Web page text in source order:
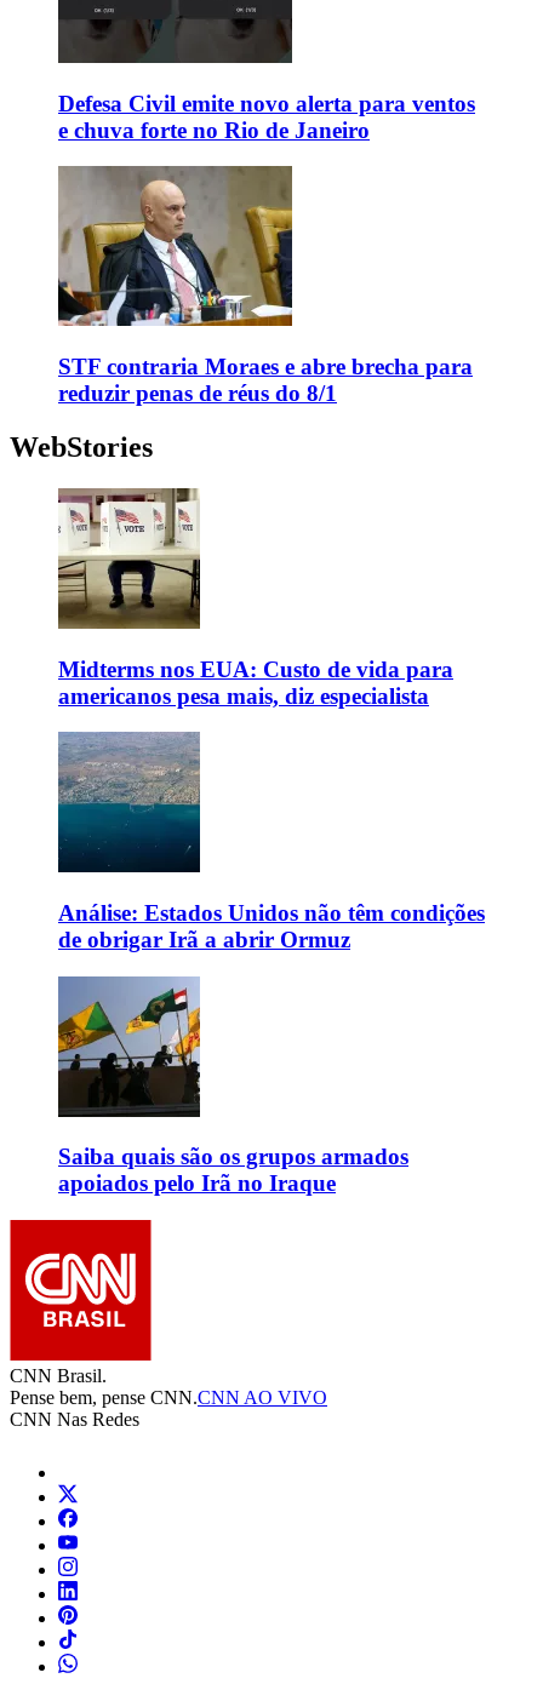
Defesa Civil emite novo alerta para ventos
e chuva forte no Rio de Janeiro
STF contraria Moraes e abre brecha para
reduzir penas de réus do 8/1
WebStories
Midterms nos EUA: Custo de vida para
americanos pesa mais, diz especialista
Análise: Estados Unidos não têm condições
de obrigar Irã a abrir Ormuz
Saiba quais são os grupos armados
apoiados pelo Irã no Iraque
CNN Brasil.
Pense bem, pense CNN.CNN AO VIVO
CNN Nas Redes